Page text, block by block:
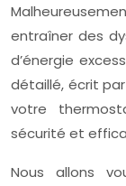
entraîner des
d’énergie
détaillé, écrit
votre
sécurité et
Nous allons